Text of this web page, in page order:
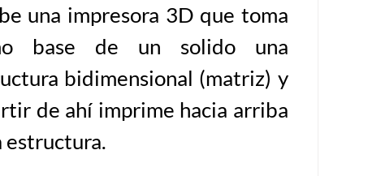
una impresora 3D que toma
base de un solido una
bidimensional (matriz) y
de ahí imprime hacia arriba
estructura.